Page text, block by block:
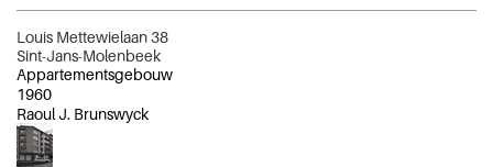
Louis Mettewielaan 38
Sint-Jans-Molenbeek
Appartementsgebouw
1960
Raoul J. Brunswyck